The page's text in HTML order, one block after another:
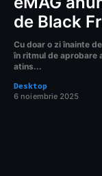
de Black
Cu doar o zi înainte
în ritmul de aprobare
atins...
Desktop
6 noiembrie 2025